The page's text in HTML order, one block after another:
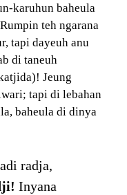
karuhun baheula
teh ngarana
tapi dayeuh anu
di taneuh
Jeung
tapi di lebahan
baheula di dinya
radja,
Inyana